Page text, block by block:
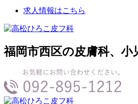
求人情報はこちら
福岡市西区の皮膚科、小